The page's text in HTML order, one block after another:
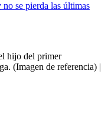
se pierda las últimas
hijo del primer
(Imagen de referencia) |